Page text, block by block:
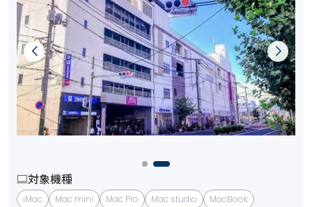
対象機種
iMac Mac mini Mac Pro Mac studio MacBook